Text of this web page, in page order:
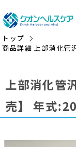
トップ
商品詳細 上部消化
上部消化管
売】
年式